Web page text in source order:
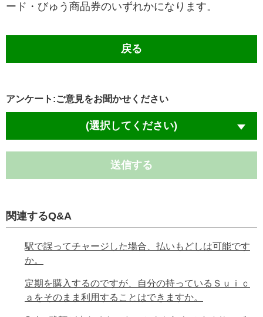
ード・びゅう商品券のいずれかになります。
戻る
アンケート:ご意見をお聞かせください
(選択してください)
送信する
関連するQ&A
駅で誤ってチャージした場合、払いもどしは可能です
か。
定期を購入するのですが、自分の持っているＳｕｉｃ
ａをそのまま利用することはできますか。